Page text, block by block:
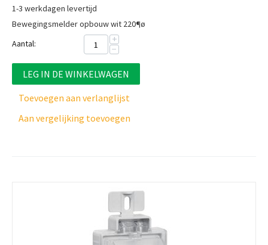
1-3 werkdagen levertijd
Bewegingsmelder opbouw wit 220¶ø
Aantal:
+
−
LEG IN DE WINKELWAGEN
Toevoegen aan verlanglijst
Aan vergelijking toevoegen